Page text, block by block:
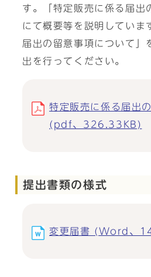
す。「特定販売に係る届出
にて概要等を説明していま
届出の留意事項について」
出を行ってください。
特定販売に係る届出
(pdf、326.33KB)
提出書類の様式
変更届書 (Word、